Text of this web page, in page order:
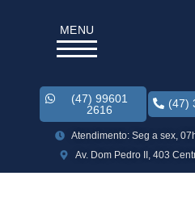
MENU
(47) 99601
2616
(47)
Atendimento: Seg a sex,
Av. Dom Pedro II, 403